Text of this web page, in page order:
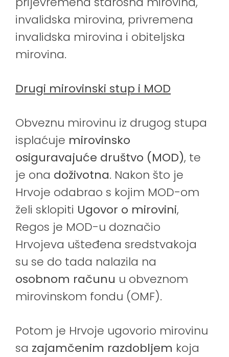
invalidska mirovina, privremena
invalidska mirovina i obiteljska
mirovina.
Drugi mirovinski stup i MOD
Obveznu mirovinu iz drugog stupa
isplaćuje mirovinsko
osiguravajuće društvo (MOD), te
je ona doživotna. Nakon što je
Hrvoje odabrao s kojim MOD-om
želi sklopiti Ugovor o mirovini,
Regos je MOD-u doznačio
Hrvojeva ušteđena sredstvakoja
su se do tada nalazila na
osobnom računu u obveznom
mirovinskom fondu (OMF).
Potom je Hrvoje ugovorio mirovinu
sa zajamčenim razdobljem koja